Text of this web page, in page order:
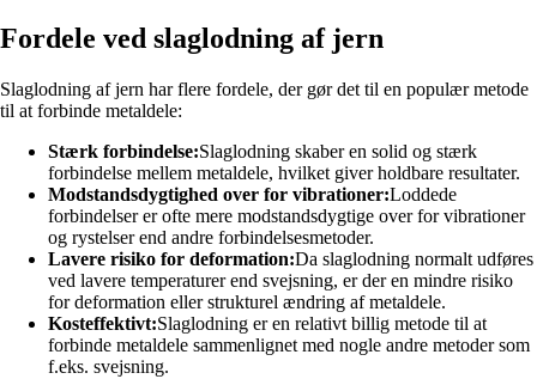
Fordele ved slaglodning af jern
Slaglodning af jern har flere fordele, der gør det til en populær metode
til at forbinde metaldele:
Stærk forbindelse:Slaglodning skaber en solid og stærk
forbindelse mellem metaldele, hvilket giver holdbare resultater.
Modstandsdygtighed over for vibrationer:Loddede
forbindelser er ofte mere modstandsdygtige over for vibrationer
og rystelser end andre forbindelsesmetoder.
Lavere risiko for deformation:Da slaglodning normalt udføres
ved lavere temperaturer end svejsning, er der en mindre risiko
for deformation eller strukturel ændring af metaldele.
Kosteffektivt:Slaglodning er en relativt billig metode til at
forbinde metaldele sammenlignet med nogle andre metoder som
f.eks. svejsning.